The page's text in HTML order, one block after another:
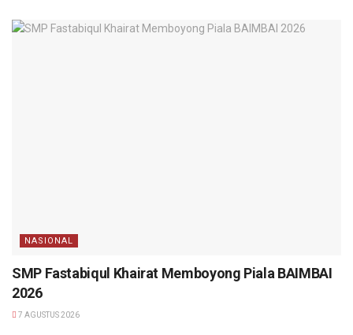
NASIONAL
SMP Fastabiqul Khairat Memboyong Piala BAIMBAI
2026
7 AGUSTUS 2026